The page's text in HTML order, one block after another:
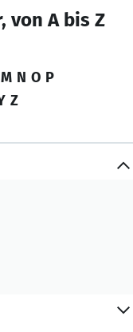
von A bis Z
M N O P
Z